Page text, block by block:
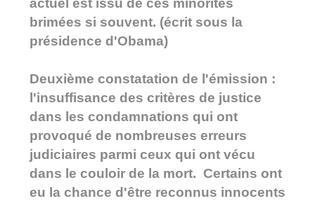
actuel est issu de ces minorités
brimées si souvent. (écrit sous la
présidence d'Obama)
Deuxième constatation de l'émission :
l'insuffisance des critères de justice
dans les condamnations qui ont
provoqué de nombreuses erreurs
judiciaires parmi ceux qui ont vécu
dans le couloir de la mort. Certains ont
eu la chance d'être reconnus innocents